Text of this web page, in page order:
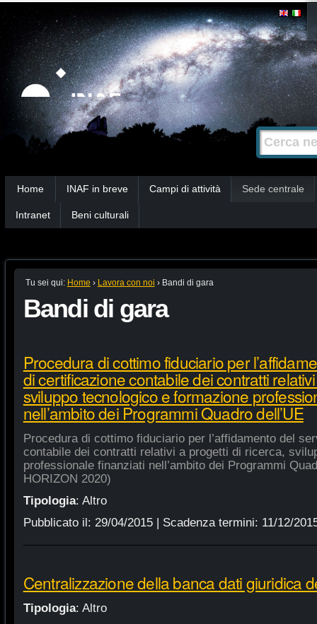
Strumenti
personali
Salta
contenuti.
|
Salta
alla
navigazione
Cerca nel
Ricerca
avanzata…
Home INAF in breve Campi di attività Sede centrale
Intranet Beni culturali
Tu sei qui: Home › Lavora con noi › Bandi di gara
Bandi di gara
Procedura di cottimo fiduciario per
di certificazione contabile dei contratti
sviluppo tecnologico e formazione
nell’ambito dei Programmi Quadro dell’UE
Procedura di cottimo fiduciario per l’affidamento del
contabile dei contratti relativi a progetti di ricerca,
professionale finanziati nell’ambito dei Programmi
HORIZON 2020)
Tipologia: Altro
Pubblicato il: 29/04/2015| Scadenza termini: 11/12/
Centralizzazione della banca dati giuridica
Tipologia: Altro